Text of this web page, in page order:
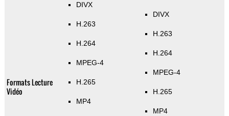
Formats Lecture
Vidéo
DIVX
H.263
H.264
MPEG-4
H.265
MP4
DIVX
H.263
H.264
MPEG-4
H.265
MP4